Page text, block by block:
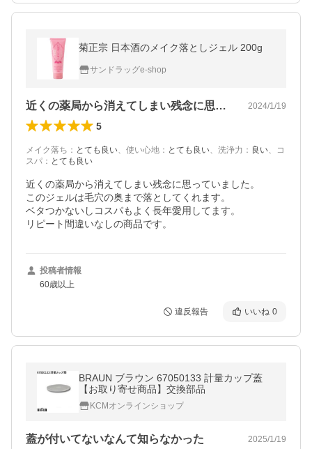
菊正宗 日本酒のメイク落としジェル 200g
サンドラッグe-shop
近くの薬局から消えてしまい残念に思って… 2024/1/19
5
メイク落ち ： とても良い、 使い心地 ： とても良い、 洗浄力 ： 良い、
コ
スパ ： とても良い
近くの薬局から消えてしまい残念に思っていました。
このジェルは毛穴の奥まで落としてくれます。
ベタつかないしコスパもよく長年愛用してます。
リピート間違いなしの商品です。
投稿者情報
60歳以上
違反報告 いいね 0
BRAUN ブラウン 67050133 計量カップ蓋
【お取り寄せ商品】交換部品
KCMオンラインショップ
蓋が付いてないなんて知らなかった 2025/1/19